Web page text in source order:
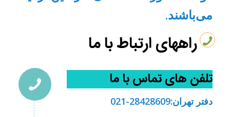
می‌باشند.
راههای ارتباط با ما
تلفن های تماس با ما
دفتر تهران:28428609-021